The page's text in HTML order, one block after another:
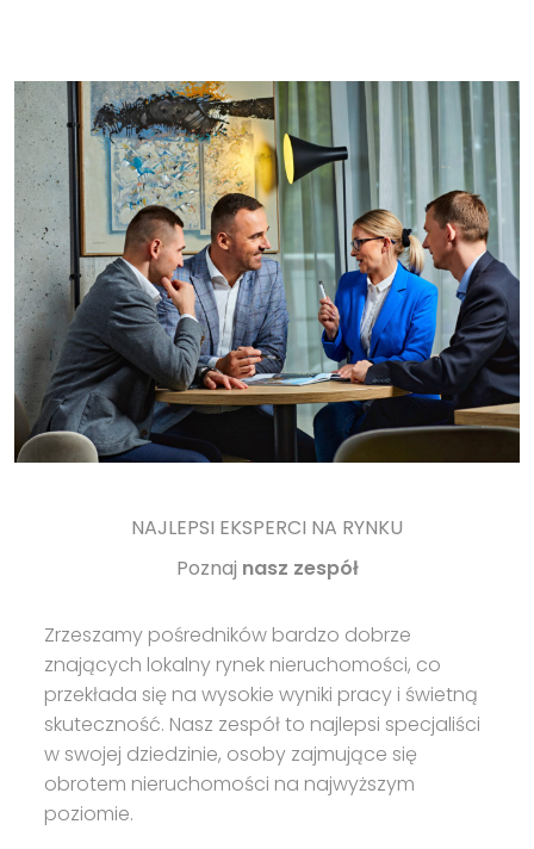
NAJLEPSI EKSPERCI NA RYNKU
Poznaj nasz zespół
Zrzeszamy pośredników bardzo dobrze
znających lokalny rynek nieruchomości, co
przekłada się na wysokie wyniki pracy i świetną
skuteczność. Nasz zespół to najlepsi specjaliści
w swojej dziedzinie, osoby zajmujące się
obrotem nieruchomości na najwyższym
poziomie.